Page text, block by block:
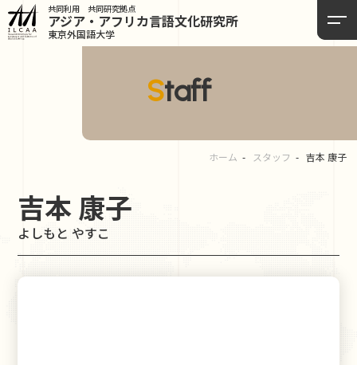
共同利用 共同研究拠点
アジア・アフリカ言語文化研究所
東京外国語大学
Staff
ホーム スタッフ 吉本 康子
吉本 康子
よしもと やすこ